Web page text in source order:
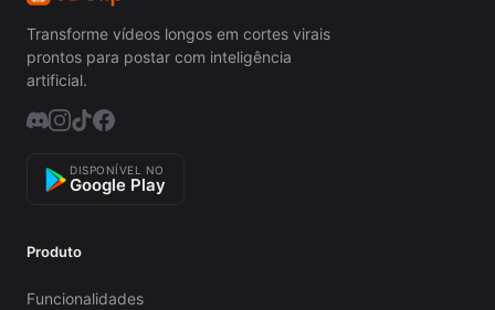
Transforme vídeos longos em cortes virais
prontos para postar com inteligência
artificial.
DISPONÍVEL NO
Google Play
Produto
Funcionalidades